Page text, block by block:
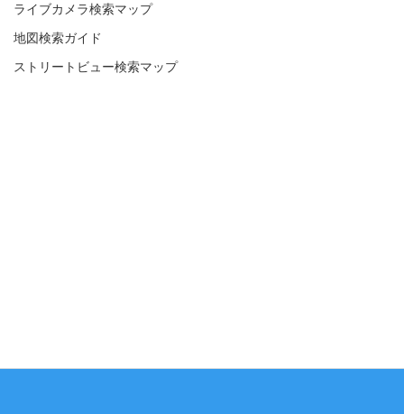
ライブカメラ検索マップ
地図検索ガイド
ストリートビュー検索マップ